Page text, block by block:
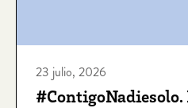
23 julio, 2026
#ContigoNadiesolo.